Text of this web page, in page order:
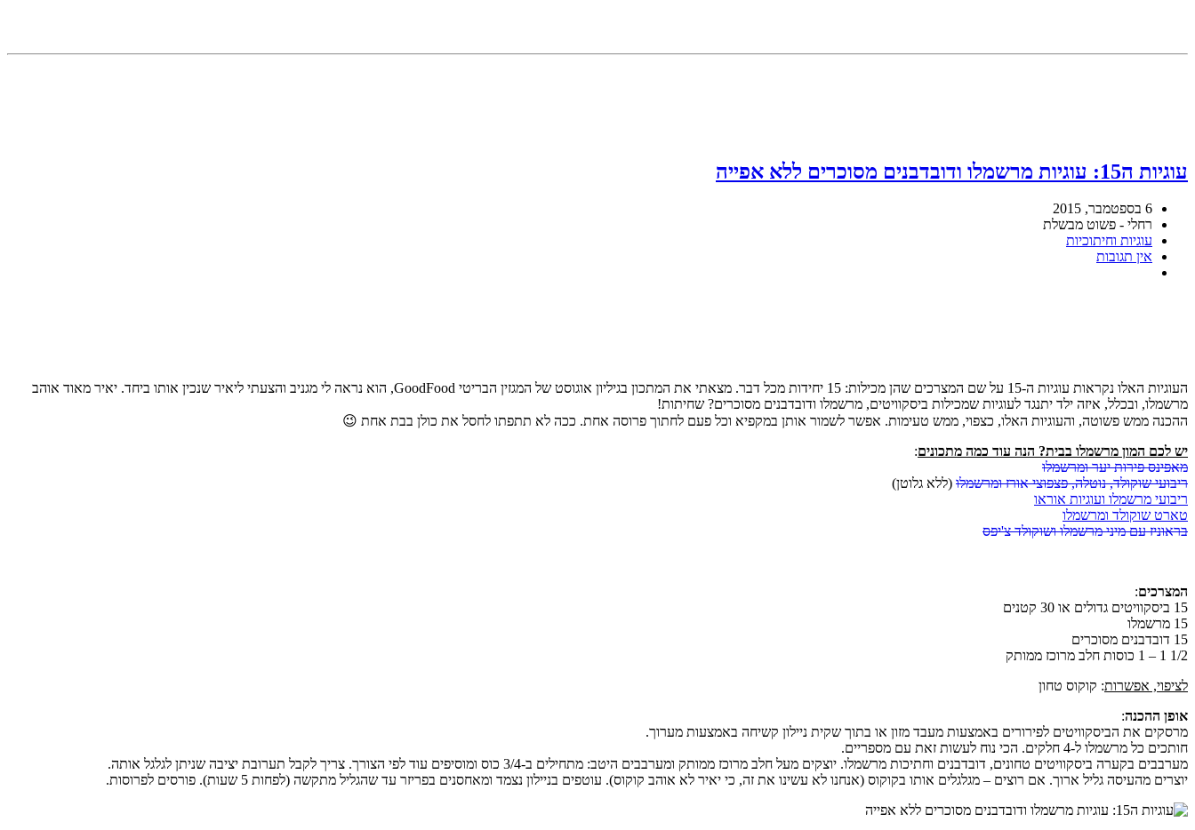
עוגיות ה15: עוגיות מרשמלו ודובדבנים מסוכרים ללא אפייה
6 בספטמבר, 2015
רחלי - פשוט מבשלת
עוגיות וחיתוכיות
אין תגובות
העוגיות האלו נקראות עוגיות ה-15 על שם המצרכים שהן מכילות: 15 יחידות מכל דבר. מצאתי את המתכון בגיליון אוגוסט של המגזין הבריטי GoodFood, הוא נראה לי מגניב והצעתי ליאיר שנכין אותו ביחד. יאיר מאוד אוהב
מרשמלו, ובכלל, איזה ילד יתנגד לעוגיות שמכילות ביסקוויטים, מרשמלו ודובדבנים מסוכרים? שחיתות!
ההכנה ממש פשוטה, והעוגיות האלו, כצפוי, ממש טעימות. אפשר לשמור אותן במקפיא וכל פעם לחתוך פרוסה אחת. ככה לא תתפתו לחסל את כולן בבת אחת 😉
יש לכם המון מרשמלו בבית? הנה עוד כמה מתכונים:
מאפינס פירות יער ומרשמלו
ריבועי שוקולד, נוטלה, פצפוצי אורז ומרשמלו (ללא גלוטן)
ריבועי מרשמלו ועוגיות אוראו
טארט שוקולד ומרשמלו
בראוניז עם מיני מרשמלו ושוקולד צ'יפס
המצרכים:
15 ביסקוויטים גדולים או 30 קטנים
15 מרשמלו
15 דובדבנים מסוכרים
1/2 1 – 1 כוסות חלב מרוכז ממותק
לציפוי, אפשרות: קוקוס טחון
אופן ההכנה:
מרסקים את הביסקוויטים לפירורים באמצעות מעבד מזון או בתוך שקית ניילון קשיחה באמצעות מערוך.
חותכים כל מרשמלו ל-4 חלקים. הכי נוח לעשות זאת עם מספריים.
מערבבים בקערה ביסקוויטים טחונים, דובדבנים וחתיכות מרשמלו. יוצקים מעל חלב מרוכז ממותק ומערבבים היטב: מתחילים ב-3/4 כוס ומוסיפים עוד לפי הצורך. צריך לקבל תערובת יציבה שניתן לגלגל אותה.
יוצרים מהעיסה גליל ארוך. אם רוצים – מגלגלים אותו בקוקוס (אנחנו לא עשינו את זה, כי יאיר לא אוהב קוקוס). עוטפים בניילון נצמד ומאחסנים בפריזר עד שהגליל מתקשה (לפחות 5 שעות). פורסים לפרוסות.